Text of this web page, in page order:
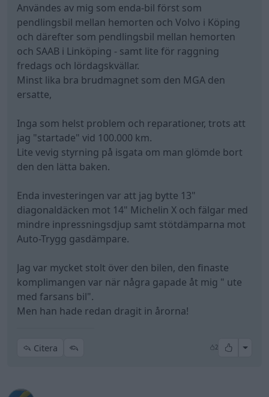
Användes av mig som enda-bil först som
pendlingsbil mellan hemorten och Volvo i Köping
och därefter som pendlingsbil mellan hemorten
och SAAB i Linköping - samt lite för raggning
fredags och lördagskvällar.
Minst lika bra brudmagnet som den MGA den
ersatte,
Inga som helst problem och reparationer, trots att
jag "startade" vid 100.000 km.
Lite vevig styrning på isgata om man glömde bort
den den lätta baken.
Enda investeringen var att jag bytte 13"
diagonaldäcken mot 14" Michelin X och fälgar med
mindre inpressningsdjup samt stötdämparna mot
Auto-Trygg gasdämpare.
Jag var mycket stolt över den bilen, den finaste
komplimangen var när några gapade åt mig " ute
med farsans bil".
Men han hade redan dragit in årorna!
Citera 2 All